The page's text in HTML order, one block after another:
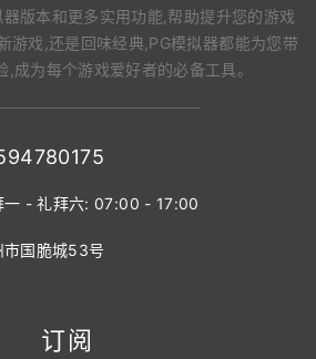
版本和更多实用功能,帮助提升您的游戏
游戏,还是回味经典,PG模拟器都能为您带
,成为每个游戏爱好者的必备工具。
一 - 礼拜六: 07:00 - 17:00
市国脆城53号
订阅